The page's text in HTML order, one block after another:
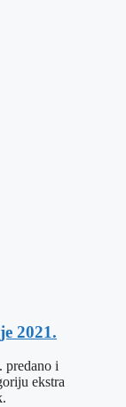
2021.
predano i
ekstra